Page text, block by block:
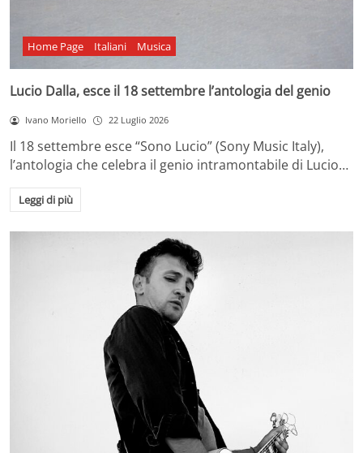
Home Page Italiani Musica
Lucio Dalla, esce il 18 settembre l’antologia del genio
Ivano Moriello 22 Luglio 2026
Il 18 settembre esce “Sono Lucio” (Sony Music Italy),
l’antologia che celebra il genio intramontabile di Lucio…
Leggi di più